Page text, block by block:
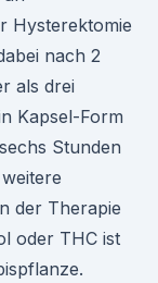
Hysterektomie
nach 2
als drei
Kapsel-Form
Stunden
der Therapie
oder THC ist